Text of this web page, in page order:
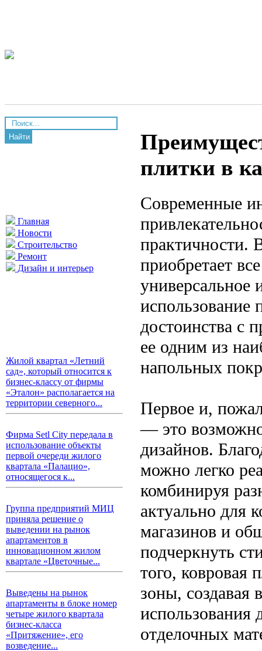
Найти
Главная
Новости
Строительство
Ремонт
Дизайн и интерьер
Жилой квартал «Летний
сад», который относится к
бизнес-классу от фирмы
«Эталон» располагается на
территории северного...
Фирма Setl City передала в
использование объекты
первой очереди жилого
квартала «Палацио»,
относящегося к...
Группа предприятий МИЦ
приняла решение о
выведении на рынок
апартаментов в
инновационном жилом
квартале «Цветочные...
Выведены на рынок
апартаменты в блоке номер
четыре жилого квартала
бизнес-класса
«Притяжение», его
возведение...
плитки в
Современные
практичности.
приобретает
универсальное
использование
достоинства с
ее одним из
напольных
Первое и,
— это
дизайнов.
можно легко
комбинируя
актуально для
магазинов и
подчеркнуть
того, ковровая
зоны, создавая
использования
отделочных